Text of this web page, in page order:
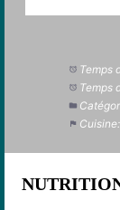
Temps
Temps
Cuisine: